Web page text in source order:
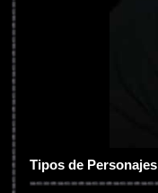
Tipos de